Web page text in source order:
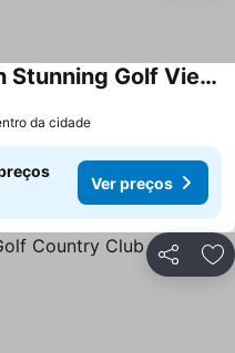
Escape To Paradise With Stunning Golf Views In.
da cidade
Ver preços
Partilhar